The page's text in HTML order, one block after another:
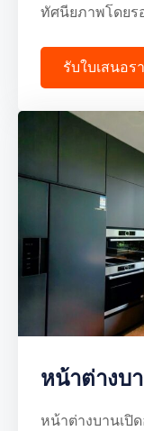
ทัศนียภาพโดยร
รับใบเสนอ
หน้าต่างบ
หน้าต่างบานเปิ